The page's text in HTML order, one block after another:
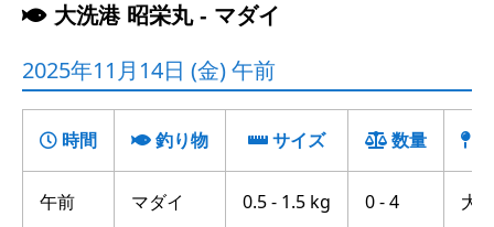
大洗港 昭栄丸 ‐ マダイ
2025年11月14日 (金) 午前
時間 釣り物 サイズ 数量
午前 マダイ 0.5 - 1.5 kg 0 - 4 大